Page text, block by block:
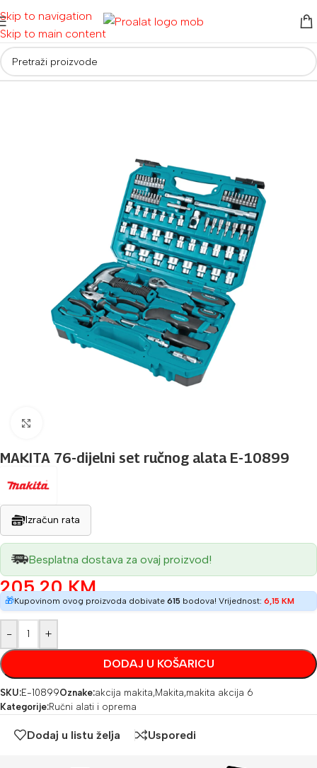
Skip to navigation
Skip to main content
Početna/ Ručni alati i oprema
MAKITA 76-dijelni set ručnog alata E-10899
Izračun rata
Besplatna dostava za ovaj proizvod!
205,20KM
🎁Kupovinom ovog proizvoda dobivate 615 bodova! Vrijednost: 6,15 KM
- +
DODAJ U KOŠARICU
SKU:E-10899Oznake:akcija makita,Makita,makita akcija 6
Kategorije:Ručni alati i oprema
Dodaj u listu želja Usporedi